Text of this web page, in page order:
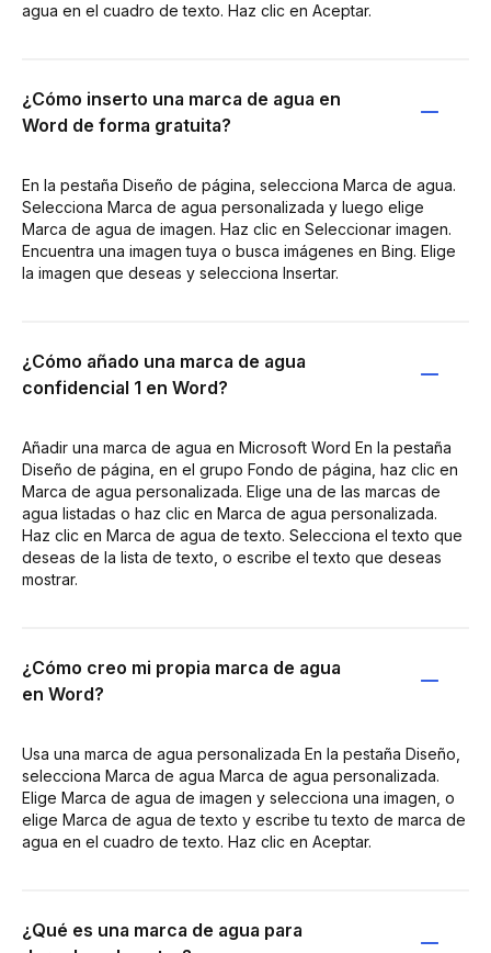
agua en el cuadro de texto. Haz clic en Aceptar.
¿Cómo inserto una marca de agua en
Word de forma gratuita?
En la pestaña Diseño de página, selecciona Marca de agua.
Selecciona Marca de agua personalizada y luego elige
Marca de agua de imagen. Haz clic en Seleccionar imagen.
Encuentra una imagen tuya o busca imágenes en Bing. Elige
la imagen que deseas y selecciona Insertar.
¿Cómo añado una marca de agua
confidencial 1 en Word?
Añadir una marca de agua en Microsoft Word En la pestaña
Diseño de página, en el grupo Fondo de página, haz clic en
Marca de agua personalizada. Elige una de las marcas de
agua listadas o haz clic en Marca de agua personalizada.
Haz clic en Marca de agua de texto. Selecciona el texto que
deseas de la lista de texto, o escribe el texto que deseas
mostrar.
¿Cómo creo mi propia marca de agua
en Word?
Usa una marca de agua personalizada En la pestaña Diseño,
selecciona Marca de agua Marca de agua personalizada.
Elige Marca de agua de imagen y selecciona una imagen, o
elige Marca de agua de texto y escribe tu texto de marca de
agua en el cuadro de texto. Haz clic en Aceptar.
¿Qué es una marca de agua para